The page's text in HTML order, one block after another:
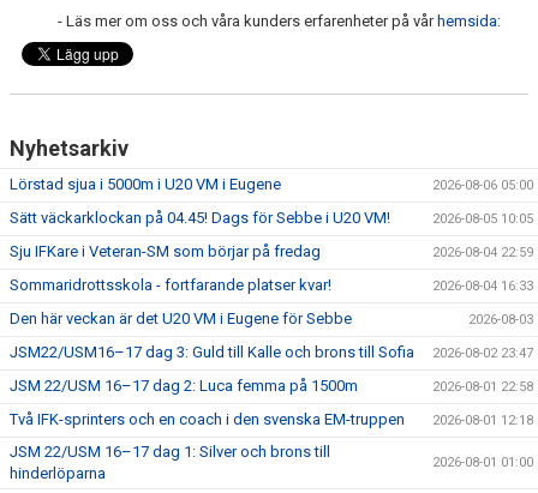
- Läs mer om oss och våra kunders erfarenheter på vår hemsida:
Nyhetsarkiv
Lörstad sjua i 5000m i U20 VM i Eugene 2026-08-06 05:00
Sätt väckarklockan på 04.45! Dags för Sebbe i U20 VM! 2026-08-05 10:05
Sju IFKare i Veteran-SM som börjar på fredag 2026-08-04 22:59
Sommaridrottsskola - fortfarande platser kvar! 2026-08-04 16:33
Den här veckan är det U20 VM i Eugene för Sebbe 2026-08-03
JSM22/USM16–17 dag 3: Guld till Kalle och brons till Sofia 2026-08-02 23:47
JSM 22/USM 16–17 dag 2: Luca femma på 1500m 2026-08-01 22:58
Två IFK-sprinters och en coach i den svenska EM-truppen 2026-08-01 12:18
JSM 22/USM 16–17 dag 1: Silver och brons till
hinderlöparna
2026-08-01 01:00